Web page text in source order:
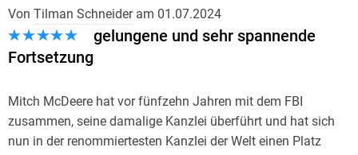
Es war mein erster Versuch mit e-Book und wohl auch mein
letzter. Schade um die 11 Euro.
Von Tilman Schneider am 01.07.2024
gelungene und sehr spannende
Fortsetzung
Mitch McDeere hat vor fünfzehn Jahren mit dem FBI
zusammen, seine damalige Kanzlei überführt und hat sich
nun in der renommiertesten Kanzlei der Welt einen Platz